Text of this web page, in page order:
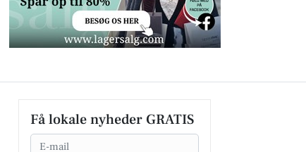
Få lokale nyheder GRATIS
Email